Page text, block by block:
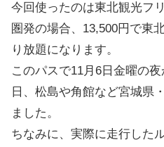
今回使ったのは東北観光フ
圏発の場合、13,500円で東
り放題になります。
このパスで11月6日金曜の
日、松島や角館など宮城県
ました。
ちなみに、実際に走行した